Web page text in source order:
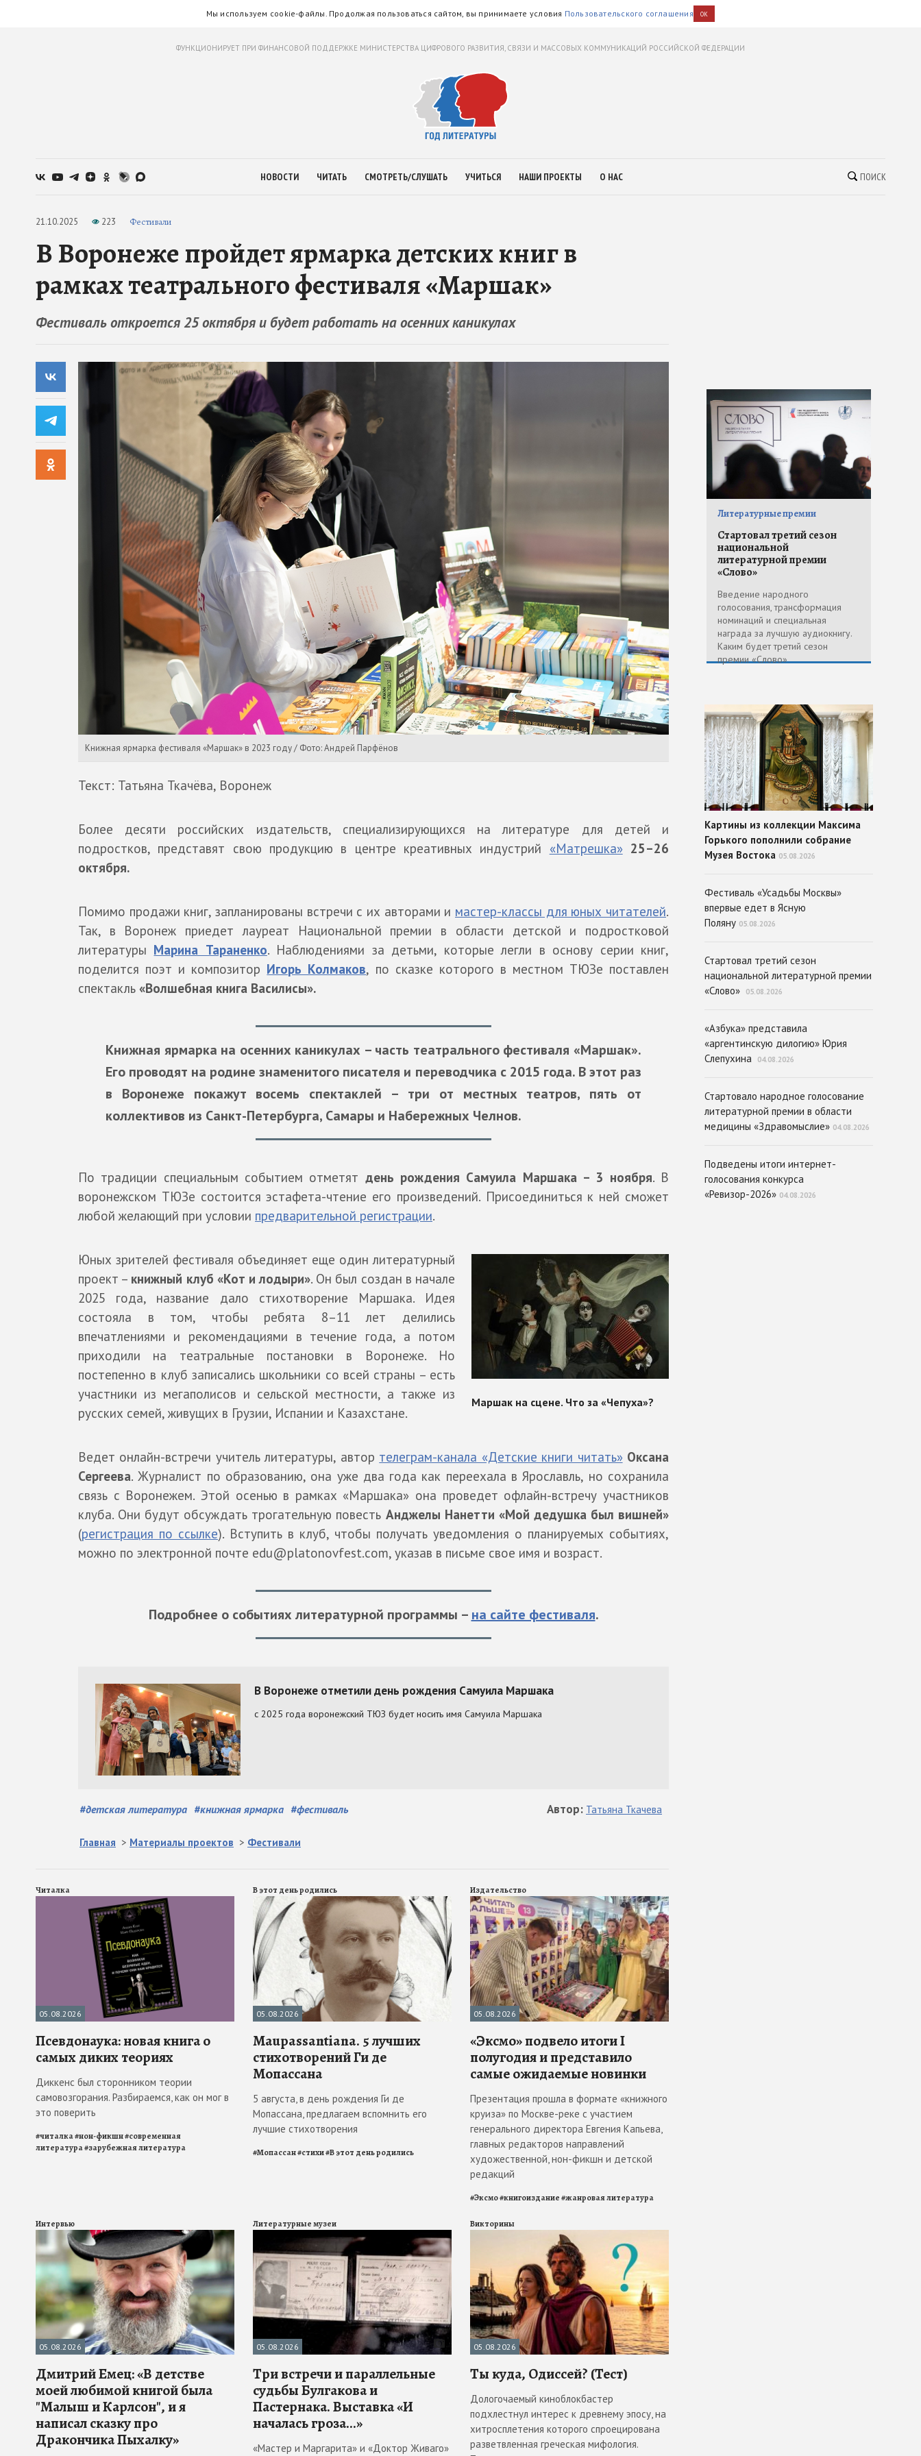
Мы используем cookie-файлы. Продолжая пользоваться сайтом, вы принимаете условия Пользовательского соглашения OK
ФУНКЦИОНИРУЕТ ПРИ ФИНАНСОВОЙ ПОДДЕРЖКЕ МИНИСТЕРСТВА ЦИФРОВОГО РАЗВИТИЯ, СВЯЗИ И МАССОВЫХ КОММУНИКАЦИЙ РОССИЙСКОЙ ФЕДЕРАЦИИ
НОВОСТИ ЧИТАТЬ СМОТРЕТЬ/СЛУШАТЬ УЧИТЬСЯ НАШИ ПРОЕКТЫ О НАС ПОИСК
21.10.2025 223 Фестивали
В Воронеже пройдет ярмарка детских книг в
рамках театрального фестиваля «Маршак»
Фестиваль откроется 25 октября и будет работать на осенних каникулах
Книжная ярмарка фестиваля «Маршак» в 2023 году / Фото: Андрей Парфёнов
Текст: Татьяна Ткачёва, Воронеж
Более десяти российских издательств, специализирующихся на литературе для детей и
подростков, представят свою продукцию в центре креативных индустрий «Матрешка» 25–26
октября.
Помимо продажи книг, запланированы встречи с их авторами и мастер-классы для юных читателей.
Так, в Воронеж приедет лауреат Национальной премии в области детской и подростковой
литературы Марина Тараненко. Наблюдениями за детьми, которые легли в основу серии книг,
поделится поэт и композитор Игорь Колмаков, по сказке которого в местном ТЮЗе поставлен
спектакль «Волшебная книга Василисы».
Книжная ярмарка на осенних каникулах – часть театрального фестиваля «Маршак».
Его проводят на родине знаменитого писателя и переводчика с 2015 года. В этот раз
в Воронеже покажут восемь спектаклей – три от местных театров, пять от
коллективов из Санкт-Петербурга, Самары и Набережных Челнов.
По традиции специальным событием отметят день рождения Самуила Маршака – 3 ноября. В
воронежском ТЮЗе состоится эстафета-чтение его произведений. Присоединиться к ней сможет
любой желающий при условии предварительной регистрации.
Юных зрителей фестиваля объединяет еще один литературный
проект – книжный клуб «Кот и лодыри». Он был создан в начале
2025 года, название дало стихотворение Маршака. Идея
состояла в том, чтобы ребята 8–11 лет делились
впечатлениями и рекомендациями в течение года, а потом
приходили на театральные постановки в Воронеже. Но
постепенно в клуб записались школьники со всей страны – есть
участники из мегаполисов и сельской местности, а также из
русских семей, живущих в Грузии, Испании и Казахстане.
Ведет онлайн-встречи учитель литературы, автор телеграм-канала «Детские книги читать» Оксана
Сергеева. Журналист по образованию, она уже два года как переехала в Ярославль, но сохранила
связь с Воронежем. Этой осенью в рамках «Маршака» она проведет офлайн-встречу участников
клуба. Они будут обсуждать трогательную повесть Анджелы Нанетти «Мой дедушка был вишней»
(регистрация по ссылке). Вступить в клуб, чтобы получать уведомления о планируемых событиях,
можно по электронной почте edu@platonovfest.com, указав в письме свое имя и возраст.
Подробнее о событиях литературной программы – на сайте фестиваля.
#детская литература #книжная ярмарка #фестиваль Автор: Татьяна Ткачева
Главная > Материалы проектов > Фестивали
Читалка
05.08.2026
Псевдонаука: новая книга о
самых диких теориях
Диккенс был сторонником теории
самовозгорания. Разбираемся, как он мог в
это поверить
#читалка#нон-фикшн#современная
литература#зарубежная литература
В этот день родились
05.08.2026
Maupassantiana. 5 лучших
стихотворений Ги де
Мопассана
5 августа, в день рождения Ги де
Мопассана, предлагаем вспомнить его
лучшие стихотворения
#Мопассан#стихи#В этот день родились
Издательство
05.08.2026
«Эксмо» подвело итоги I
полугодия и представило
самые ожидаемые новинки
Презентация прошла в формате «книжного
круиза» по Москве-реке с участием
генерального директора Евгения Капьева,
главных редакторов направлений
художественной, нон-фикшн и детской
редакций
#Эксмо#книгоиздание#жанровая литература
Интервью
05.08.2026
Дмитрий Емец: «В детстве
моей любимой книгой была
"Малыш и Карлсон", и я
написал сказку про
Дракончика Пыхалку»
Литературные музеи
05.08.2026
Три встречи и параллельные
судьбы Булгакова и
Пастернака. Выставка «И
началась гроза...»
«Мастер и Маргарита» и «Доктор Живаго»
Викторины
05.08.2026
Ты куда, Одиссей? (Тест)
Дологочаемый киноблокбастер
подхлестнул интерес к древнему эпосу, на
хитросплетения которого спроецирована
разветвленная греческая мифология.
Литературные премии
Стартовал третий сезон
национальной
литературной премии
«Слово»
Введение народного
голосования, трансформация
номинаций и специальная
награда за лучшую аудиокнигу.
Каким будет третий сезон
премии «Слово»
Картины из коллекции Максима
Горького пополнили собрание
Музея Востока 05.08.2026
Фестиваль «Усадьбы Москвы»
впервые едет в Ясную
Поляну 05.08.2026
Стартовал третий сезон
национальной литературной премии
«Слово»
05.08.2026
«Азбука» представила
«аргентинскую дилогию» Юрия
Слепухина
04.08.2026
Стартовало народное голосование
литературной премии в области
медицины «Здравомыслие» 04.08.2026
Подведены итоги интернет-
голосования конкурса
«Ревизор-2026» 04.08.2026